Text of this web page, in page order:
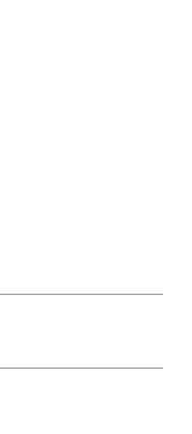
ース
グデザイン
ス
報コース
グデザイン